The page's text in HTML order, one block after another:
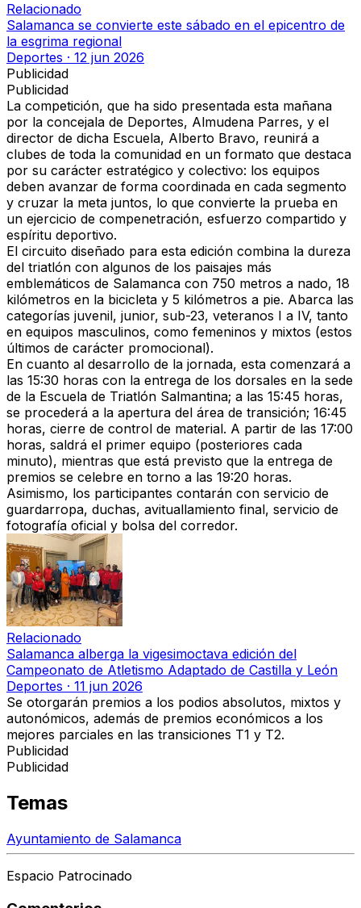
Relacionado
Salamanca se convierte este sábado en el epicentro de
la esgrima regional
Deportes · 12 jun 2026
Publicidad
Publicidad
La competición, que ha sido presentada esta mañana
por la concejala de Deportes, Almudena Parres, y el
director de dicha Escuela, Alberto Bravo, reunirá a
clubes de toda la comunidad en un formato que destaca
por su carácter estratégico y colectivo: los equipos
deben avanzar de forma coordinada en cada segmento
y cruzar la meta juntos, lo que convierte la prueba en
un ejercicio de compenetración, esfuerzo compartido y
espíritu deportivo.
El circuito diseñado para esta edición combina la dureza
del triatlón con algunos de los paisajes más
emblemáticos de Salamanca con 750 metros a nado, 18
kilómetros en la bicicleta y 5 kilómetros a pie. Abarca las
categorías juvenil, junior, sub-23, veteranos I a IV, tanto
en equipos masculinos, como femeninos y mixtos (estos
últimos de carácter promocional).
En cuanto al desarrollo de la jornada, esta comenzará a
las 15:30 horas con la entrega de los dorsales en la sede
de la Escuela de Triatlón Salmantina; a las 15:45 horas,
se procederá a la apertura del área de transición; 16:45
horas, cierre de control de material. A partir de las 17:00
horas, saldrá el primer equipo (posteriores cada
minuto), mientras que está previsto que la entrega de
premios se celebre en torno a las 19:20 horas.
Asimismo, los participantes contarán con servicio de
guardarropa, duchas, avituallamiento final, servicio de
fotografía oficial y bolsa del corredor.
Relacionado
Salamanca alberga la vigesimoctava edición del
Campeonato de Atletismo Adaptado de Castilla y León
Deportes · 11 jun 2026
Se otorgarán premios a los podios absolutos, mixtos y
autonómicos, además de premios económicos a los
mejores parciales en las transiciones T1 y T2.
Publicidad
Publicidad
Temas
Ayuntamiento de Salamanca
Espacio Patrocinado